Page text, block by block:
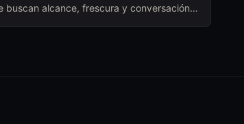
buscan alcance, frescura y conversación